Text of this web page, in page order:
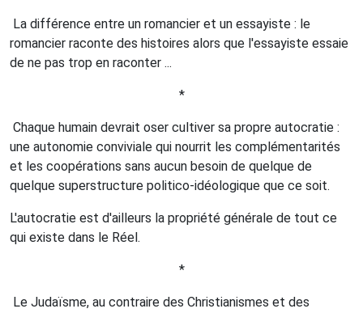
La différence entre un romancier et un essayiste : le
romancier raconte des histoires alors que l'essayiste essaie
de ne pas trop en raconter ...
*
Chaque humain devrait oser cultiver sa propre autocratie :
une autonomie conviviale qui nourrit les complémentarités
et les coopérations sans aucun besoin de quelque de
quelque superstructure politico-idéologique que ce soit.
L'autocratie est d'ailleurs la propriété générale de tout ce
qui existe dans le Réel.
*
Le Judaïsme, au contraire des Christianismes et des